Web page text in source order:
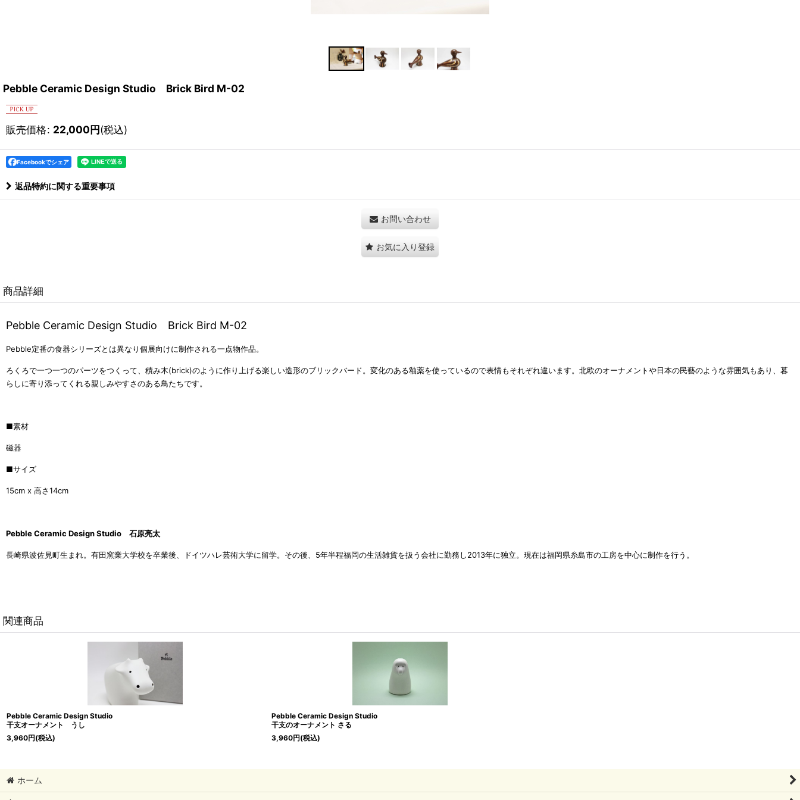
Pebble Ceramic Design Studio Brick Bird M-02
販売価格: 22,000円(税込)
Facebookでシェア
返品特約に関する重要事項
お問い合わせ
お気に入り登録
商品詳細
Pebble Ceramic Design Studio Brick Bird M-02
Pebble定番の食器シリーズとは異なり個展向けに制作される一点物作品。
ろくろで一つ一つのパーツをつくって、積み木(brick)のように作り上げる楽しい造形のブリックバード。変化のある釉薬を使っているので表情もそれぞれ違います。北欧のオーナメントや日本の民藝のような雰囲気もあり、暮
らしに寄り添ってくれる親しみやすさのある鳥たちです。
■素材
磁器
■サイズ
15cm x 高さ14cm
Pebble Ceramic Design Studio 石原亮太
長崎県波佐見町生まれ。有田窯業大学校を卒業後、ドイツハレ芸術大学に留学。その後、 5年半程福岡の生活雑貨を扱う会社に勤務し2013年に独立。現在は福岡県糸島市の工房を中心に制作を行う。
関連商品
Pebble Ceramic Design Studio
干支オーナメント うし
3,960円(税込)
Pebble Ceramic Design Studio
干支のオーナメント さる
3,960円(税込)
ホーム